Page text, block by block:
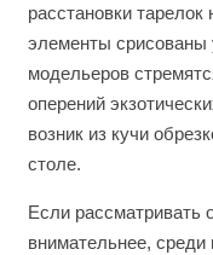
расстановки
элементы срисованы
модельеров
оперений
возник из кучи
столе.
Если
внимательнее,